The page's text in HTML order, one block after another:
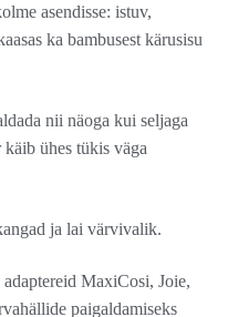
asendisse: istuv,
ka bambusest kärusisu
nii näoga kui seljaga
käib ühes tükis väga
ja lai värvivalik.
MaxiCosi, Joie,
paigaldamiseks